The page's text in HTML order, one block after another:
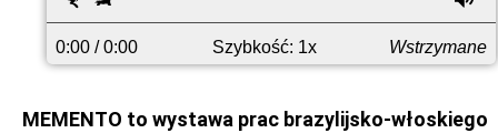
przodu
0:00 / 0:00 Szybkość: 1x Wstrzymane
MEMENTO to wystawa prac brazylijsko-włoskiego